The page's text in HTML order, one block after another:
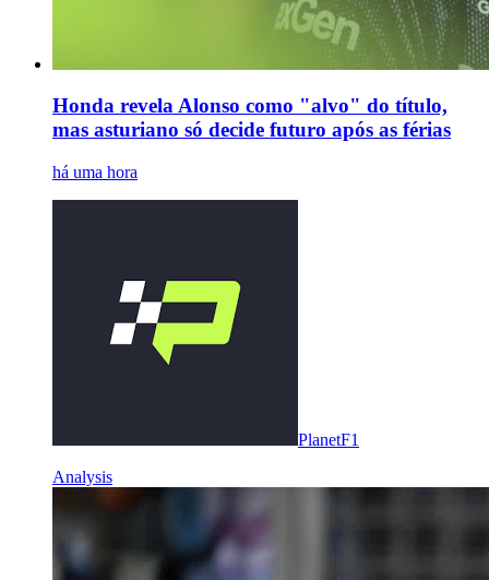
Honda revela Alonso como "alvo" do título,
mas asturiano só decide futuro após as férias
há uma hora
PlanetF1
Analysis